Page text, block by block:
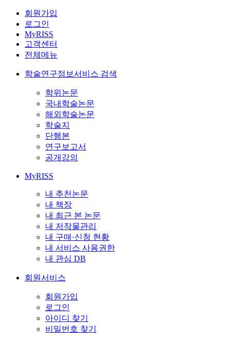
회원가입
로그인
MyRISS
고객센터
전체메뉴
학술연구정보서비스 검색
학위논문
국내학술논문
해외학술논문
학술지
단행본
연구보고서
공개강의
MyRISS
내 추천논문
내 책장
내 최근 본 논문
내 저작물관리
내 구매·신청 현황
내 서비스 사용권한
내 관심 DB
회원서비스
회원가입
로그인
아이디 찾기
비밀번호 찾기